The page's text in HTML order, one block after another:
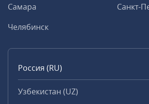
Самара
Санкт-
Челябинск
Россия (RU)
Узбекистан (UZ)